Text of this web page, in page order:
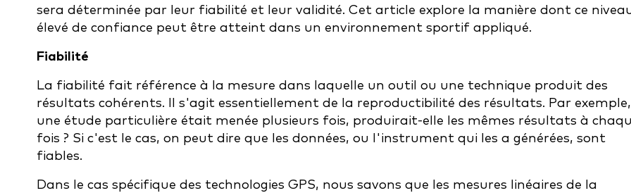
sera déterminée par leur fiabilité et leur validité. Cet article explore la manière dont ce
élevé de confiance peut être atteint dans un environnement sportif appliqué.
Fiabilité
La fiabilité fait référence à la mesure dans laquelle un outil ou une technique produit des
résultats cohérents. Il s'agit essentiellement de la reproductibilité des résultats. Par
une étude particulière était menée plusieurs fois, produirait-elle les mêmes résultats à
fois ? Si c'est le cas, on peut dire que les données, ou l'instrument qui les a générées, sont
fiables.
Dans le cas spécifique des technologies GPS, nous savons que les mesures linéaires de la